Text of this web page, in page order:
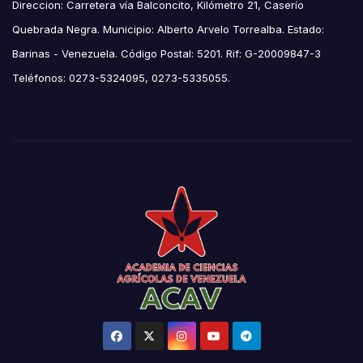
Direccion: Carretera vía Balconcito, Kilómetro 21, Caserío
Quebrada Negra. Municipio: Alberto Arvelo Torrealba. Estado:
Barinas - Venezuela. Código Postal: 5201. Rif: G-20009847-3
Teléfonos: 0273-5324095, 0273-5335055.